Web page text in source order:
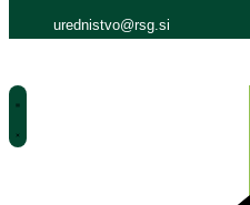
urednistvo@rsg.si